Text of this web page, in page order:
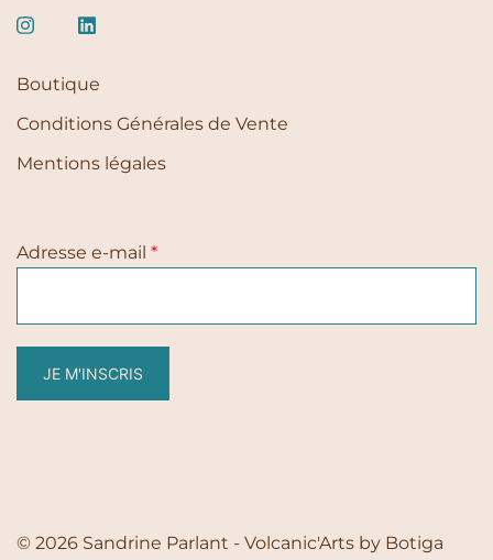
Boutique
Conditions Générales de Vente
Mentions légales
Adresse e-mail *
JE M'INSCRIS
© 2026 Sandrine Parlant - Volcanic'Arts by Botiga